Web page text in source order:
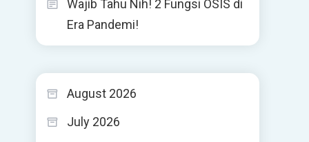
Wajib Tahu Nih! 2 Fungsi OSIS di
Era Pandemi!
August 2026
July 2026